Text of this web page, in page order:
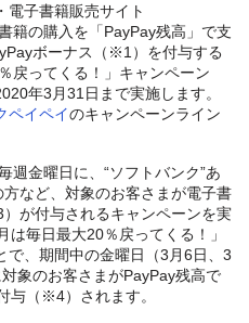
電子書籍販売サイト
籍の購入を「PayPay残高」で支
ボーナス（※1）を付与する
戻ってくる！」キャンペーン
年3月31日まで実施します。
ペイペイのキャンペーンライン
週金曜日に、“ソフトバンク”あ
など、対象のお客さまが電子書
が付与されるキャンペーンを実
毎日最大20％戻ってくる！」
で、期間中の金曜日（3月6日、3
象のお客さまがPayPay残高で
与（※4）されます。